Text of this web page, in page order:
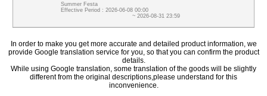
Summer Festa
Effective Period : 2026-06-08 00:00
~ 2026-08-31 23:59
In order to make you get more accurate and detailed product information, we
provide Google translation service for you, so that you can confirm the product
details.
While using Google translation, some translation of the goods will be slightly
different from the original descriptions,please understand for this
inconvenience.